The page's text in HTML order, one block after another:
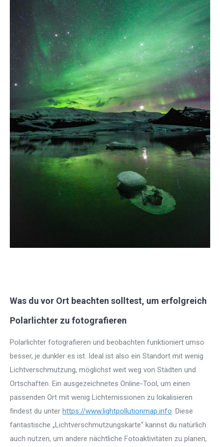
Was du vor Ort beachten solltest, um erfolgreich
Polarlichter zu fotografieren
Polarlichter fotografieren und beobachten funktioniert umso
besser, je dunkler es ist. Ideal ist also ein Standort mit wenig
Lichtverschmutzung, möglichst weit weg von Städten und
Ortschaften. Ein ausgezeichnetes Online-Tool, um einen
passenden Ort mit wenig Lichtemissionen zu lokalisieren
findest du unter https://www.lightpollutionmap.info. Diese
fantastische „Lichtverschmutzungskarte“ kannst du natürlich
auch nutzen, um andere nächtliche Fotoaktivitäten zu planen,